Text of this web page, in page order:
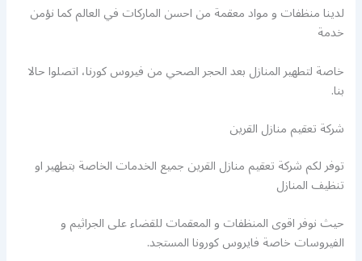
لدينا منظفات و مواد معقمة من احسن الماركات في العالم كما نؤمن
خدمة
خاصة لتطهير المنازل بعد الحجر الصحي من فيروس كورنا، اتصلوا حالا
بنا.
شركة تعقيم منازل القرين
توفر لكم شركة تعقيم منازل القرين جميع الخدمات الخاصة بتطهير او
تنظيف المنازل
حيث نوفر اقوى المنظفات و المعقمات للقضاء على الجراثيم و
الفيروسات خاصة فايروس كورونا المستجد.